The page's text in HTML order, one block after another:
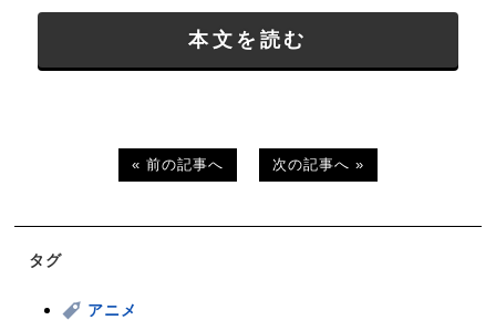
本文を読む
« 前の記事へ 次の記事へ »
タグ
アニメ